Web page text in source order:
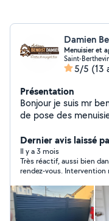
Damien
Menuisier et
Saint-
5/5 (13
Présentation
Bonjour je suis mr
de pose des menuisier
de ce qu'il fait, vous
mes commentaires et
Dernier avis laissé
Il y a 3 mois
Très réactif, aussi bien
rendez-vous.
professionnelle. Je